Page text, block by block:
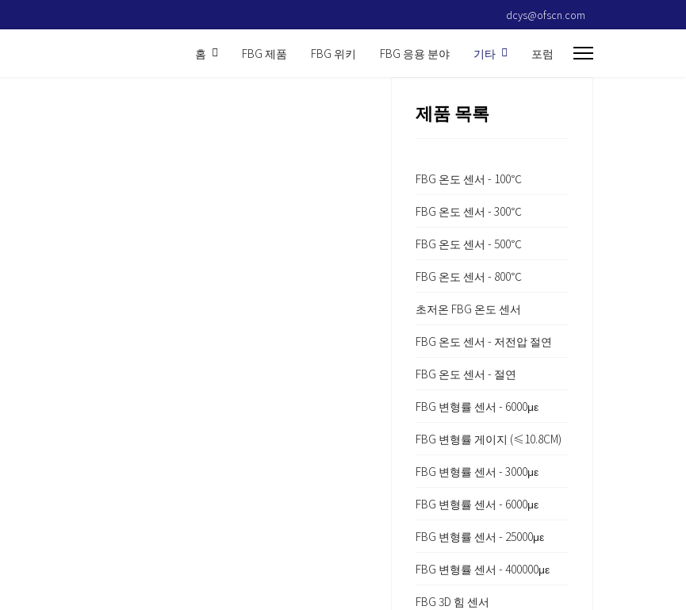
dcys@ofscn.com
홈 FBG 제품 FBG 위키 FBG 응용 분야 기타 포럼
제품 목록
FBG 온도 센서 - 100℃
FBG 온도 센서 - 300℃
FBG 온도 센서 - 500℃
FBG 온도 센서 - 800℃
초저온 FBG 온도 센서
FBG 온도 센서 - 저전압 절연
FBG 온도 센서 - 절연
FBG 변형률 센서 - 6000με
FBG 변형률 게이지 (≤10.8CM)
FBG 변형률 센서 - 3000με
FBG 변형률 센서 - 6000με
FBG 변형률 센서 - 25000με
FBG 변형률 센서 - 400000με
FBG 3D 힘 센서